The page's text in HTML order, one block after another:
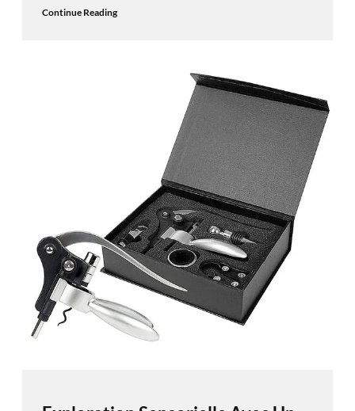
Continue Reading